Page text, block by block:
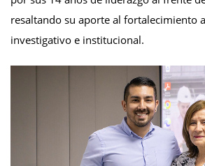
resaltando su aporte al fortalecimiento
investigativo e institucional.